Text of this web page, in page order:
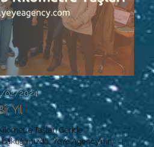
02/2024
Yıl
Taşları Geride
baktığımızda, YeYe Agency’nin